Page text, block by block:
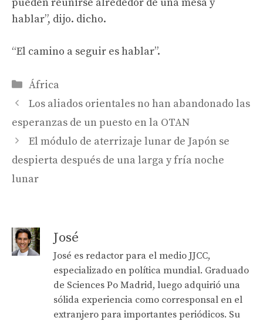
hablar”, dijo. dicho.
“El camino a seguir es hablar”.
Categories
África
Los aliados orientales no han abandonado las
esperanzas de un puesto en la OTAN
El módulo de aterrizaje lunar de Japón se
despierta después de una larga y fría noche
lunar
José
José es redactor para el medio JJCC,
especializado en política mundial. Graduado
de Sciences Po Madrid, luego adquirió una
sólida experiencia como corresponsal en el
extranjero para importantes periódicos. Su